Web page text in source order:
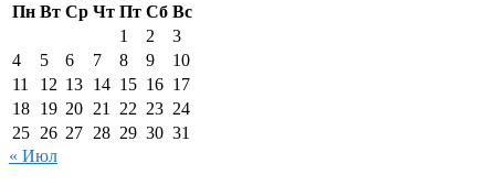
Пн Вт Ср Чт Пт Сб Вс
1
2
3
4
5 6 7 8 9
10
11
12 13 14 15 16 17
18 19 20 21 22 23 24
25 26 27 28 29 30 31
« Июл